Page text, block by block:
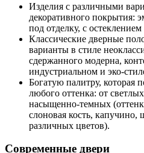
Изделия с различными
декоративного покрытия:
под отделку, с остеклением
Классические дверные
варианты в стиле
сдержанного модерна,
индустриальном и эко-
Богатую палитру, которая
любого оттенка: от
насыщенно-темных
слоновая кость,
различных цветов).
Современные двери